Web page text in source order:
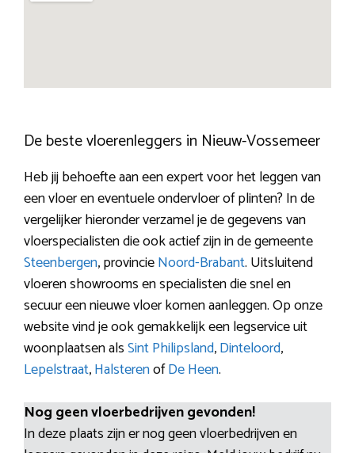
De beste vloerenleggers in Nieuw-Vossemeer
Heb jij behoefte aan een expert voor het leggen van
een vloer en eventuele ondervloer of plinten? In de
vergelijker hieronder verzamel je de gegevens van
vloerspecialisten die ook actief zijn in de gemeente
Steenbergen, provincieNoord-Brabant. Uitsluitend
vloeren showrooms en specialisten die snel en
secuur een nieuwe vloer komen aanleggen. Op onze
website vind je ook gemakkelijk een legservice uit
woonplaatsen alsSint Philipsland,Dinteloord,
Lepelstraat,HalsterenofDe Heen.
Nog geen vloerbedrijven gevonden!
In deze plaats zijn er nog geen vloerbedrijven en